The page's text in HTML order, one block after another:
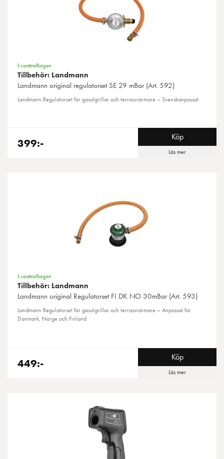
I centrallager
Tillbehör: Landmann
Landmann original regulatorset SE 29 mBar (Art. 592)
Landmann Regulatorset för gasolgrillar och terrassvärmare – Svenskanpassat
399:- Köp
Läs mer
I centrallager
Tillbehör: Landmann
Landmann original Regulatorset FI DK NO 30mBar (Art. 593)
Landmann Regulatorset för gasolgrillar och terrassvärmare – Anpassat för
Danmark, Norge och Finland
449:- Köp
Läs mer